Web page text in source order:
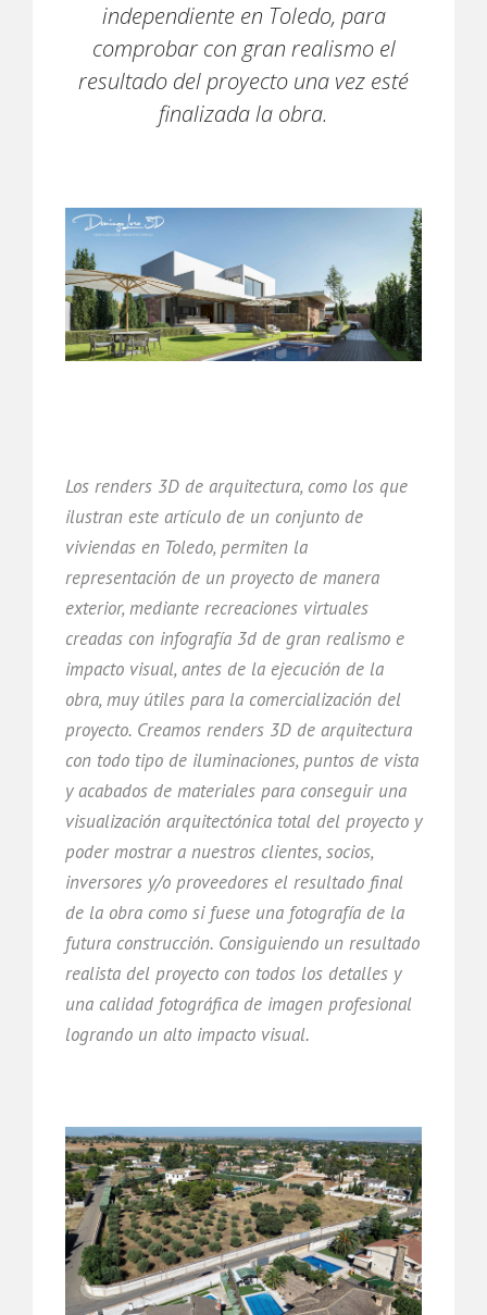
independiente en Toledo, para
comprobar con gran realismo el
resultado del proyecto una vez esté
finalizada la obra.
Los renders 3D de arquitectura, como los que
ilustran este artículo de un conjunto de
viviendas en Toledo, permiten la
representación de un proyecto de manera
exterior, mediante recreaciones virtuales
creadas con infografía 3d de gran realismo e
impacto visual, antes de la ejecución de la
obra, muy útiles para la comercialización del
proyecto. Creamos renders 3D de arquitectura
con todo tipo de iluminaciones, puntos de vista
y acabados de materiales para conseguir una
visualización arquitectónica total del proyecto y
poder mostrar a nuestros clientes, socios,
inversores y/o proveedores el resultado final
de la obra como si fuese una fotografía de la
futura construcción. Consiguiendo un resultado
realista del proyecto con todos los detalles y
una calidad fotográfica de imagen profesional
logrando un alto impacto visual.